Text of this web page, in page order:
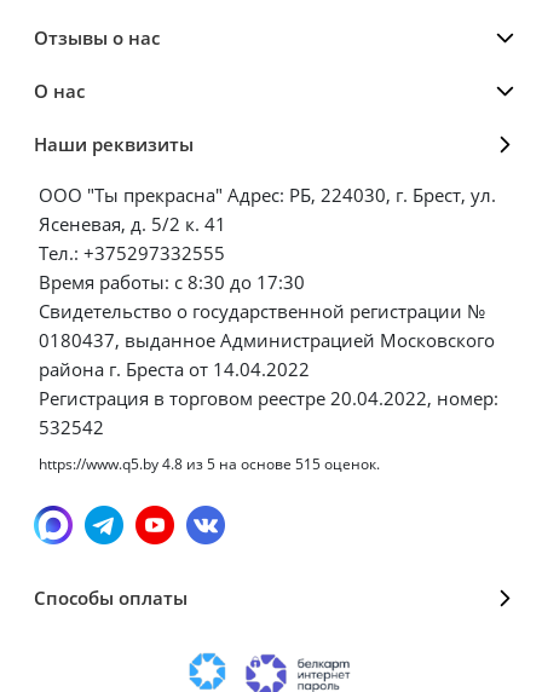
Отзывы о нас
О нас
Наши реквизиты
ООО "Ты прекрасна" Адрес: РБ, 224030, г. Брест, ул.
Ясеневая, д. 5/2 к. 41
Тел.: +375297332555
Время работы: с 8:30 до 17:30
Свидетельство о государственной регистрации №
0180437, выданное Администрацией Московского
района г. Бреста от 14.04.2022
Регистрация в торговом реестре 20.04.2022, номер:
532542
https://www.q5.by4.8 из5 на основе 515оценок.
Способы оплаты